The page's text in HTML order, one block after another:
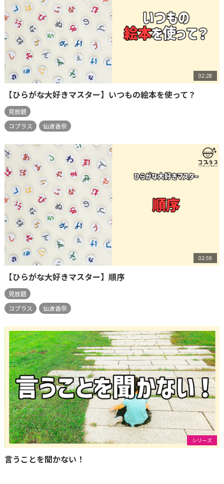
02:28
【ひらがな大好きマスター】いつもの絵本を使って？
見放題
コプラス
仙波香奈
02:59
【ひらがな大好きマスター】順序
見放題
コプラス
仙波香奈
シリーズ
言うことを聞かない！